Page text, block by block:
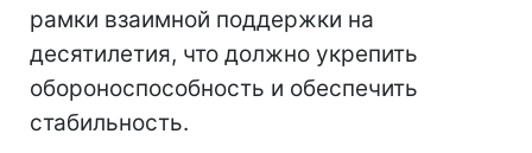
рамки взаимной поддержки на
десятилетия, что должно укрепить
обороноспособность и обеспечить
стабильность.